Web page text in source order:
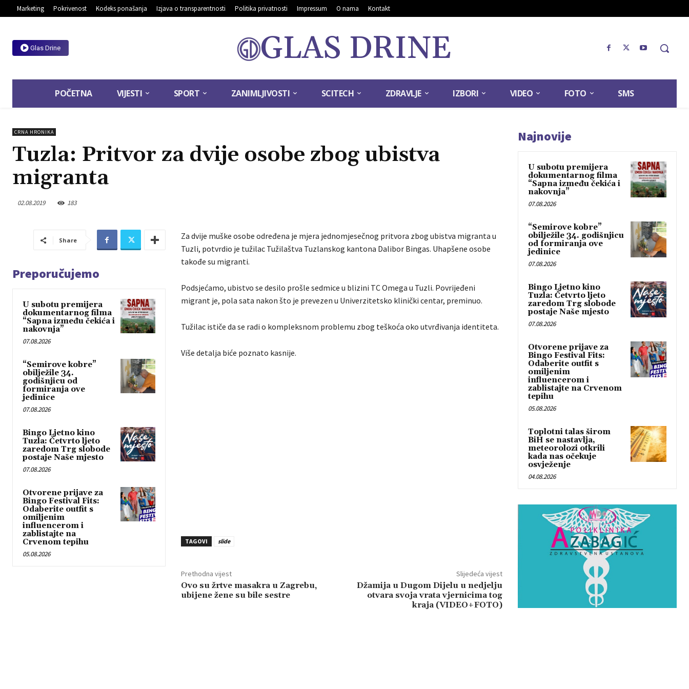
Marketing Pokrivenost Kodeks ponašanja Izjava o transparentnosti Politika privatnosti Impressum O nama Kontakt
Glas Drine GLAS DRINE
POČETNA VIJESTI SPORT ZANIMLJIVOSTI SCITECH ZDRAVLJE IZBORI VIDEO FOTO SMS
CRNA HRONIKA
Tuzla: Pritvor za dvije osobe zbog ubistva
migranta
02.08.2019 183
Share
Preporučujemo
U subotu premijera
dokumentarnog filma
“Sapna između čekića i
nakovnja”
07.08.2026
“Semirove kobre”
obilježile 34.
godišnjicu od
formiranja ove
jedinice
07.08.2026
Bingo Ljetno kino
Tuzla: Četvrto ljeto
zaredom Trg slobode
postaje Naše mjesto
07.08.2026
Otvorene prijave za
Bingo Festival Fits:
Odaberite outfit s
omiljenim
influencerom i
zablistajte na
Crvenom tepihu
05.08.2026
Za dvije muške osobe određena je mjera jednomjesečnog pritvora zbog ubistva migranta u
Tuzli, potvrdio je tužilac Tužilaštva Tuzlanskog kantona Dalibor Bingas. Uhapšene osobe
takođe su migranti.
Podsjećamo, ubistvo se desilo prošle sedmice u blizini TC Omega u Tuzli. Povrijeđeni
migrant je, pola sata nakon što je prevezen u Univerzitetsko klinički centar, preminuo.
Tužilac ističe da se radi o kompleksnom problemu zbog teškoća oko utvrđivanja identiteta.
Više detalja biće poznato kasnije.
TAGOVI slide
Prethodna vijest
Ovo su žrtve masakra u Zagrebu,
ubijene žene su bile sestre
Slijedeća vijest
Džamija u Dugom Dijelu u nedjelju
otvara svoja vrata vjernicima tog
kraja (VIDEO+FOTO)
Najnovije
U subotu premijera
dokumentarnog filma
“Sapna između čekića i
nakovnja”
07.08.2026
“Semirove kobre”
obilježile 34. godišnjicu
od formiranja ove
jedinice
07.08.2026
Bingo Ljetno kino
Tuzla: Četvrto ljeto
zaredom Trg slobode
postaje Naše mjesto
07.08.2026
Otvorene prijave za
Bingo Festival Fits:
Odaberite outfit s
omiljenim
influencerom i
zablistajte na Crvenom
tepihu
05.08.2026
Toplotni talas širom
BiH se nastavlja,
meteorolozi otkrili
kada nas očekuje
osvježenje
04.08.2026